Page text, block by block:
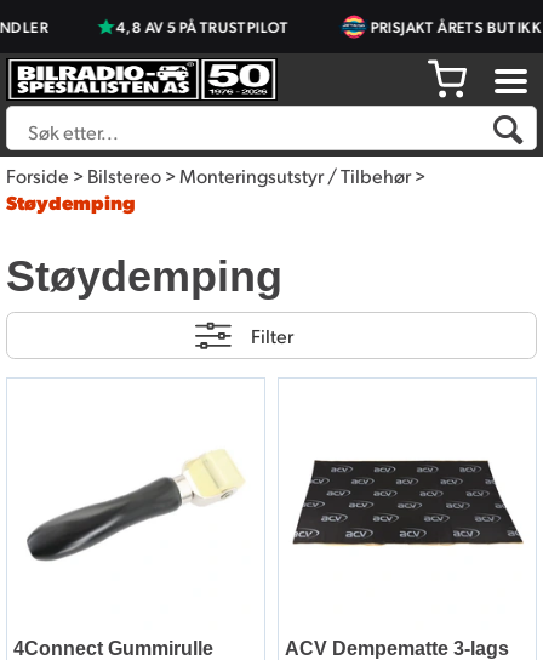
4,8 AV 5 PÅ TRUSTPILOT PRISJAKT ÅRETS BUTIKK 2023 &
Forside>Bilstereo>Monteringsutstyr / Tilbehør>
Støydemping
Støydemping
Filter
4Connect Gummirulle
ACV Dempematte 3-lags